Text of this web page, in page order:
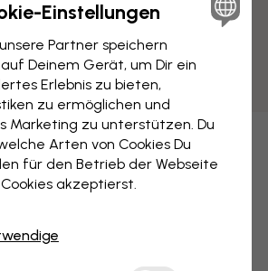
Einstellungen
Partner speichern
Deinem Gerät, um Dir ein
Erlebnis zu bieten,
zu ermöglichen und
Marketing zu unterstützen. Du
Arten von Cookies Du
für den Betrieb der Webseite
akzeptierst.